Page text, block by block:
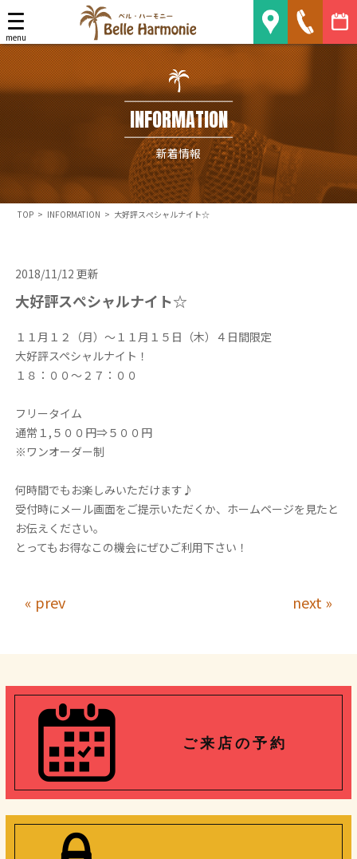
menu
INFORMATION
新着情報
TOP > INFORMATION > 大好評スぺシャルナイト☆
2018/11/12 更新
大好評スぺシャルナイト☆
１１月１２（月）～１１月１５日（木）４日間限定
大好評スペシャルナイト！
１８：００～２７：００
フリータイム
通常１,５００円⇒５００円
※ワンオーダー制
何時間でもお楽しみいただけます♪
受付時にメール画面をご提示いただくか、ホームページを見たと
お伝えください。
とってもお得なこの機会にぜひご利用下さい！
« prev next »
ご 来 店 の 予 約